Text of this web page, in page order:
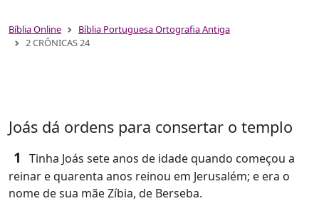
Bíblia Online
Bíblia Portuguesa Ortografia Antiga
2 CRÔNICAS 24
Joás dá ordens para consertar o templo
1
Tinha Joás sete anos de idade quando começou a
reinar e quarenta anos reinou em Jerusalém; e era o
nome de sua mãe Zíbia, de Berseba.